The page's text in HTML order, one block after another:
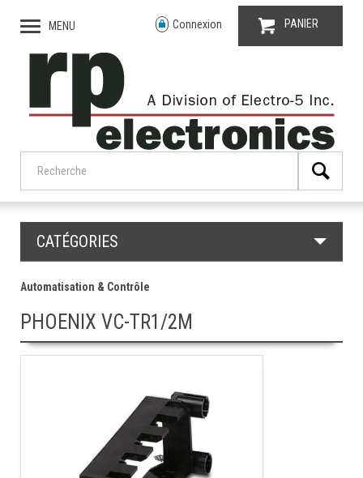
MENU Connexion PANIER
CATÉGORIES
Automatisation & Contrôle
PHOENIX VC-TR1/2M